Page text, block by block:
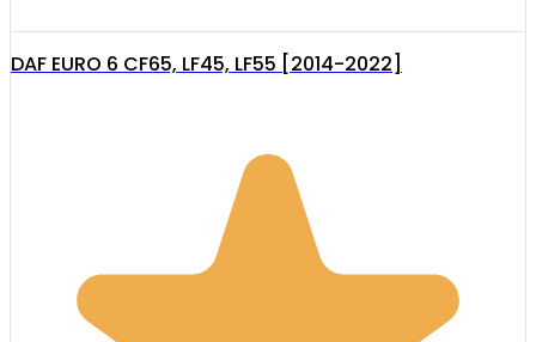
DAF EURO 6 CF65, LF45, LF55 [2014-2022]